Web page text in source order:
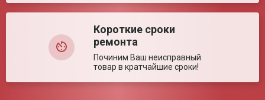
Короткие сроки
ремонта
Починим Ваш неисправный
товар в кратчайшие сроки!